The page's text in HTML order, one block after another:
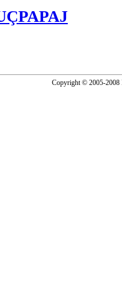
Copyright © 2005-